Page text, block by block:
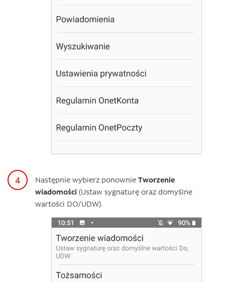
Następnie wybierz ponownie Tworzenie
wiadomości (Ustaw sygnaturę oraz domyślne
wartości DO/UDW).